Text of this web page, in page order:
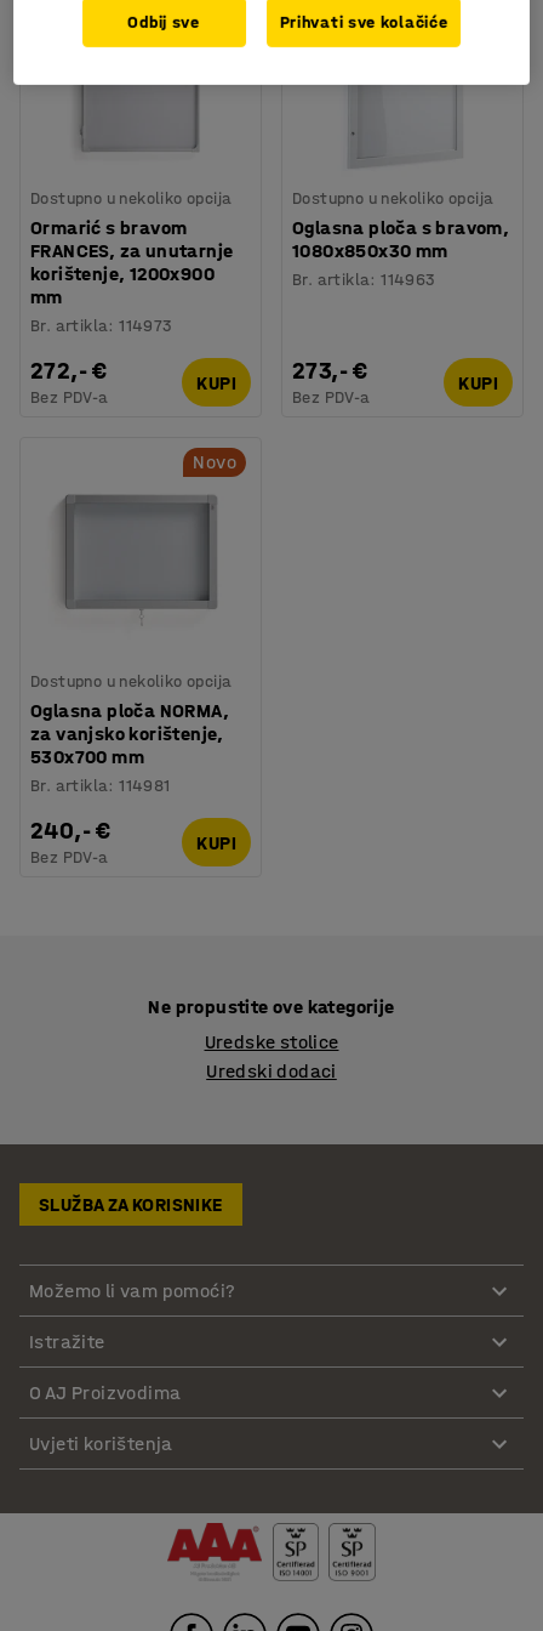
Dostupno u nekoliko opcija
Ormarić s bravom
FRANCES, za unutarnje
korištenje, 1200x900
mm
Br. artikla:114973
272,- €
Bez PDV-a
KUPI
Dostupno u nekoliko opcija
Oglasna ploča s bravom,
1080x850x30 mm
Br. artikla:114963
273,- €
Bez PDV-a
KUPI
Novo
Dostupno u nekoliko opcija
Oglasna ploča NORMA,
za vanjsko korištenje,
530x700 mm
Br. artikla:114981
240,- €
Bez PDV-a
KUPI
Ne propustite ove kategorije
Uredske stolice
Uredski dodaci
SLUŽBA ZA KORISNIKE
Možemo li vam pomoći?
Istražite
O AJ Proizvodima
Uvjeti korištenja
Odbij sve Prihvati sve kolačiće